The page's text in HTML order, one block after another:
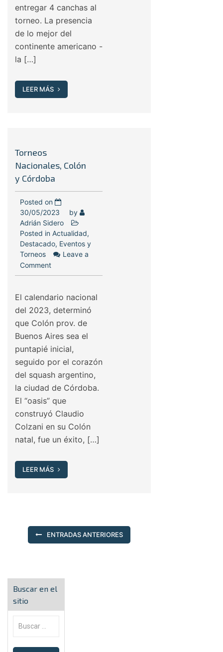
entregar 4 canchas al
torneo. La presencia
de lo mejor del
continente americano -
la […]
LEER MÁS
Torneos
Nacionales, Colón
y Córdoba
Posted on
30/05/2023
by
Adrián Sidero
Posted in Actualidad,
Destacado, Eventos y
Torneos
Leave a
Comment
El calendario nacional
del 2023, determinó
que Colón prov. de
Buenos Aires sea el
puntapié inicial,
seguido por el corazón
del squash argentino,
la ciudad de Córdoba.
El “oasis” que
construyó Claudio
Colzani en su Colón
natal, fue un éxito, […]
LEER MÁS
ENTRADAS ANTERIORES
Buscar en el
sitio